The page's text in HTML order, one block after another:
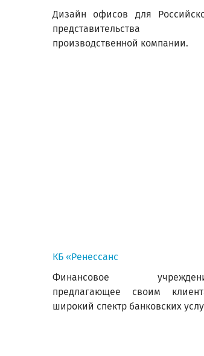
Дизайн офисов для
представительства
производственной компании.
КБ «Ренессанс
Финансовое
предлагающее своим
широкий спектр банковских